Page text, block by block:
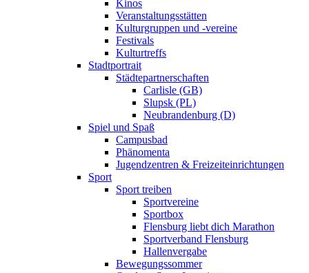
Kinos
Veranstaltungsstätten
Kulturgruppen und -vereine
Festivals
Kulturtreffs
Stadtportrait
Städtepartnerschaften
Carlisle (GB)
Slupsk (PL)
Neubrandenburg (D)
Spiel und Spaß
Campusbad
Phänomenta
Jugendzentren & Freizeiteinrichtungen
Sport
Sport treiben
Sportvereine
Sportbox
Flensburg liebt dich Marathon
Sportverband Flensburg
Hallenvergabe
Bewegungssommer